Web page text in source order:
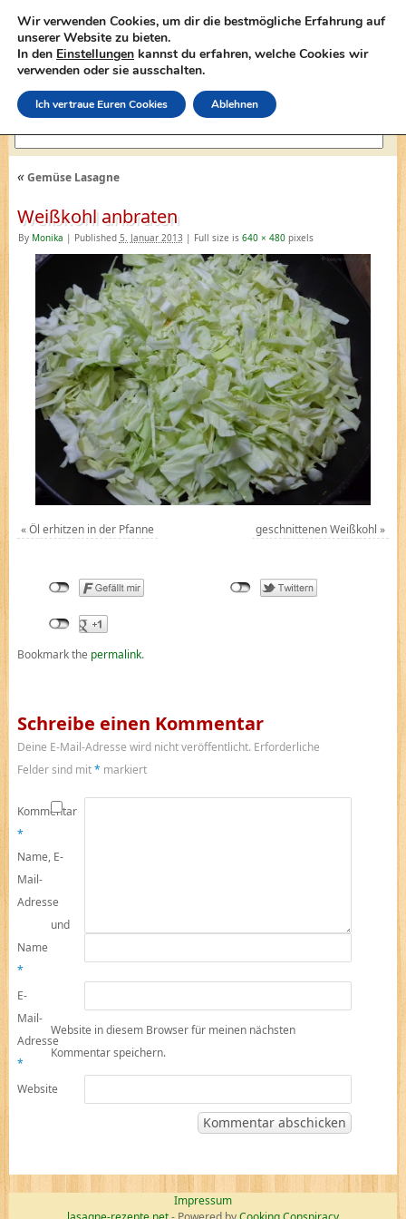
lasagne-rezepte.net
«Gemüse Lasagne
Weißkohl anbraten
By Monika | Published 5. Januar 2013 | Full size is 640 × 480pixels
«Öl erhitzen in der Pfanne geschnittenen Weißkohl »
Bookmark the permalink.
Schreibe einen Kommentar
Deine E-Mail-Adresse wird nicht veröffentlicht. Erforderliche
Felder sind mit* markiert
Kommentar
*
Name
*
E-
Mail-
Adresse
*
Website
Name, E-
Mail-
Adresse
und
Website in diesem Browser für meinen nächsten
Kommentar speichern.
Impressum
Wir verwenden Cookies, um dir die bestmögliche Erfahrung auf
unserer Website zu bieten.
In den Einstellungen kannst du erfahren, welche Cookies wir
verwenden oder sie ausschalten.
Ich vertraue Euren Cookies Ablehnen